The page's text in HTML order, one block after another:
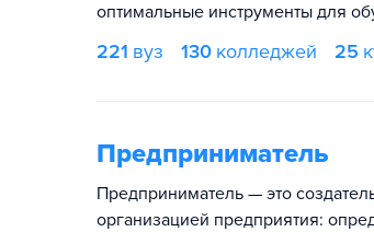
оптимальные инструменты для
221 вуз 130 колледжей 25
Предприниматель
Предприниматель — это
организацией предприятия: